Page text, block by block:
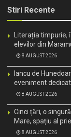
Stiri Recente
Literația timpurie,
elevilor din
8 AUGUST 2026
Iancu de
eveniment
8 AUGUST 2026
Cinci țări, o
Mare, spațiu al
8 AUGUST 2026